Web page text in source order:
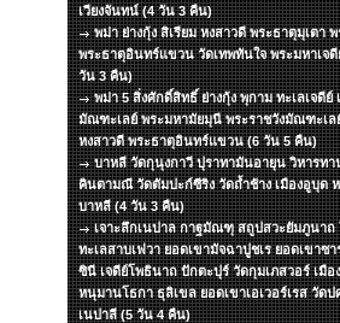
เวียงจันทน์ (4 วัน 3 คืน)
พม่า ย่างกุ้ง สิเรียม หงสาวดี พระธาตุมุเตา พ
พระธาตุอินทร์แขวน วัดเทพทันใจ พระมหาเจดี
วัน 3 คืน)
พม่า 5 สิ่งศักดิ์สิทธิ์ ย่างกุ้ง พุกาม ทะเลเจดีย์
มัณฑะเลย์ พระมหามัยมุนี พระราชวังมัณฑะเล
หงสาวดี พระธาตุอินทร์แขวน (6 วัน 5 คืน)
บาหลี วัดกุนุงกาวี ปุราทามันอายุน วิหารท
คินตามณี วัดตัมปะก์ซีริง วัดถ้ำช้าง เมืองอูบุด
บาหลี (4 วัน 3 คืน)
เจาะลึกเนปาล กาฐมัณฑุ สถูปสวะยัมภูนาถ
ทะเลสาบเฟวา ยอดเขามัจฉาปูชเร ยอดเขาซ
ซินี เจดีย์โพธินาถ ปักตะปุร์ วัดกุมเภสวอร์ เมือ
หนุมานโธกา ธุลิเขล ยอดเขาเอเวอร์เรส วัด
เนปาลี (5 วัน 4 คืน)